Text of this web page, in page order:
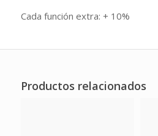
Cada función extra: + 10%
Productos relacionados